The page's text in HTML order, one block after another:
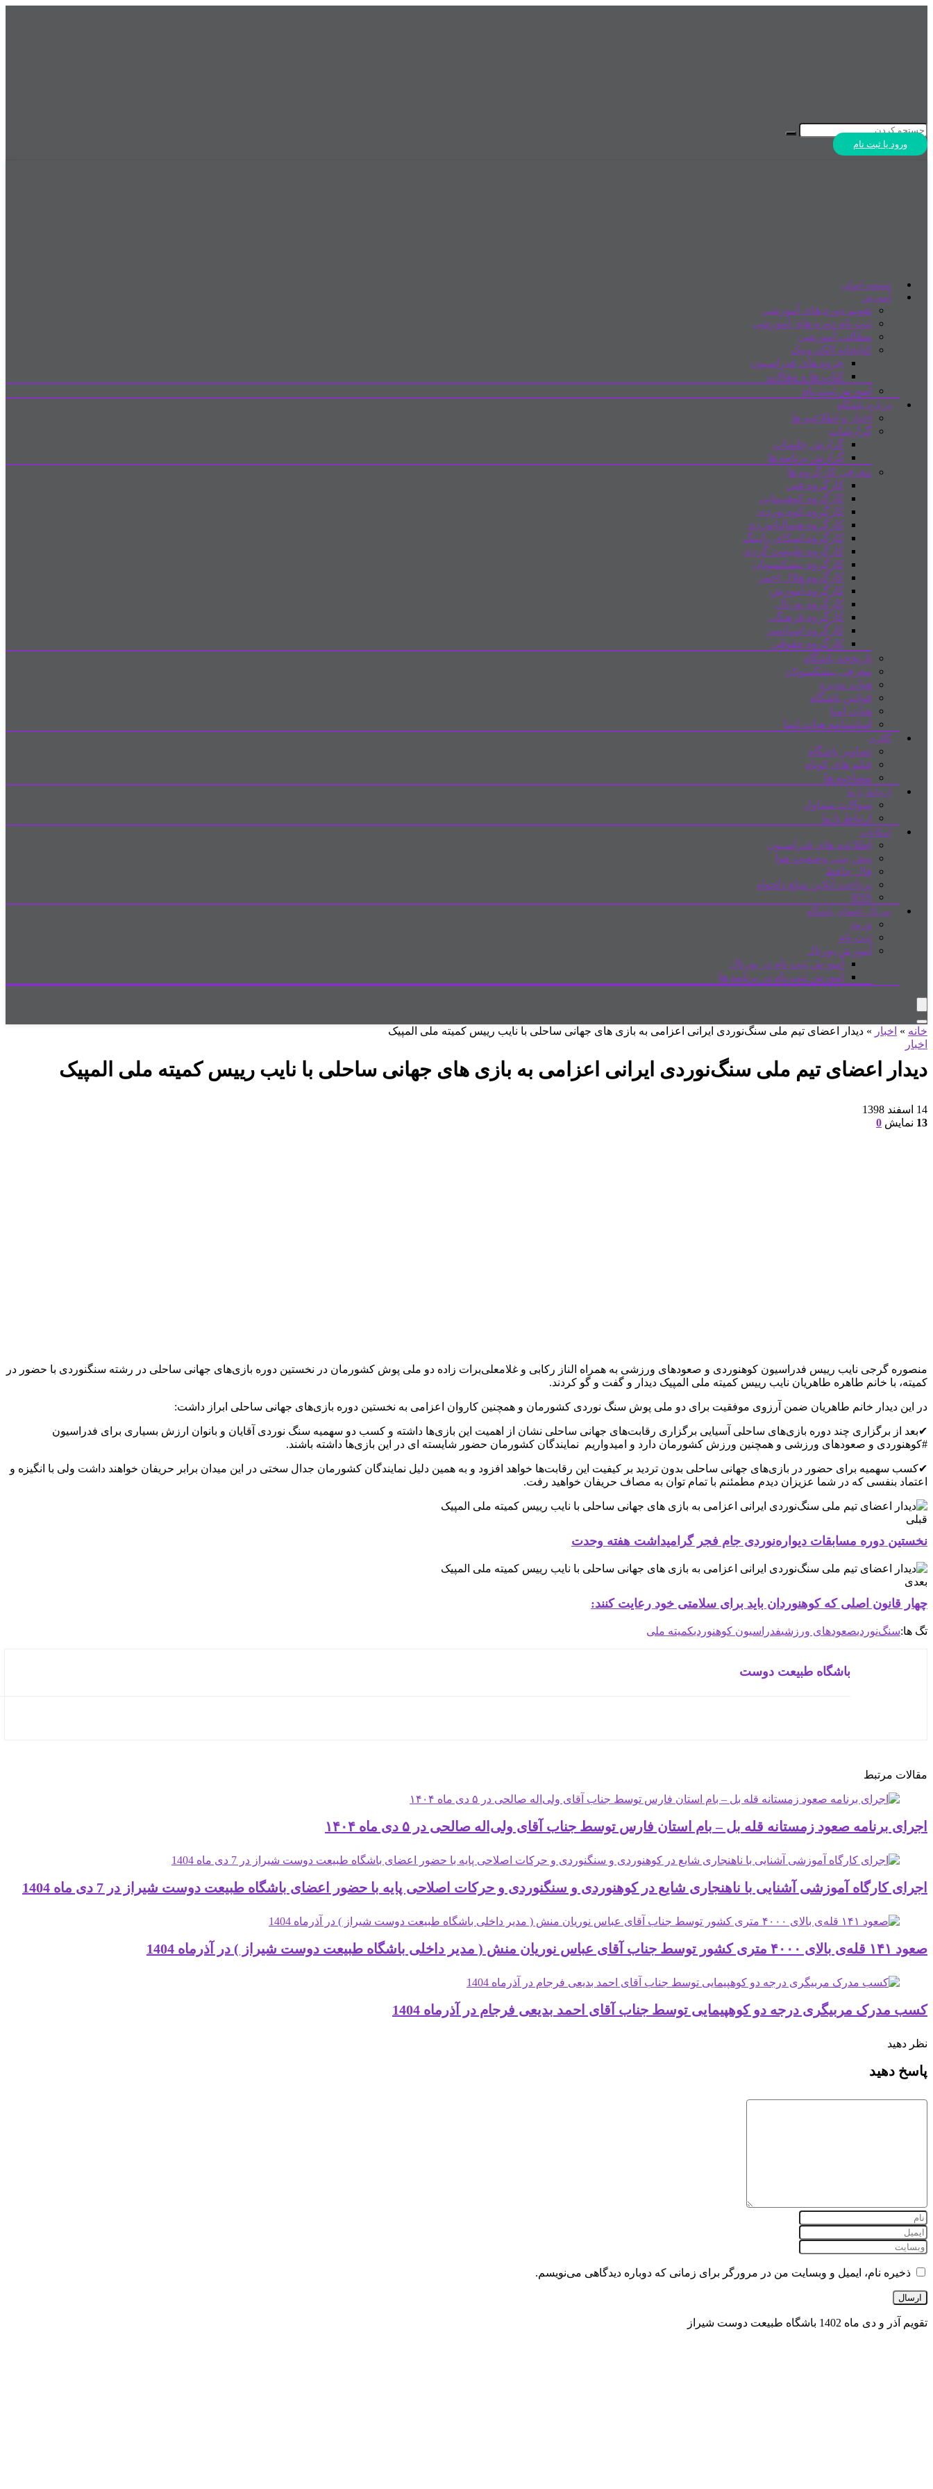
ورود یا ثبت نام
صفحه اصلی
آموزش
تقویم دوره های آموزشی
ثبت نام دوره های آموزشی
مطالب آموزشی
کتابخانه الکترونیک
جزوه های فدراسیون
کتاب ها و مقالات
آموزش ثبت نام
درباره باشگاه
اخبار و اطلاعیه ها
گزارشات
گزارش جلسات
گزارش برنامه ها
معرفی کارگروه ها
کارگروه فنی
کارگروه کوهپیمایی
کارگروه کوه نوردی
کارگروه هیمالیانوردی
کارگروه اسکای رانینگ
کارگروه طبیعت گردی
کارگروه پیشکسوتان
کارگروه هلال احمر
کارگروه آموزش
کارگروه پورتال
کارگروه فرهنگی
کارگروه اسپانسر
کارگروه حقوقی
تاریخچه باشگاه
معرفی پیشکسوتان
هیات مدیره
قوانین باشگاه
هیات امنا
اساسنامه هیات امنا
گالری
تصاویر باشگاه
فیلم های کوتاه
مصاحبه ها
ارتباط با ما
سوالات متداول
ارتباط با ما
امکانات
اطلاعیه های فدراسیون
پیش بینی وضعیت هوا
فال حافظ
پرداخت آنلاین مبلغ دلخواه
RSS
پورتال اعضای باشگاه
ورود
ثبت نام
آموزش پورتال
آموزش ثبت نام در پورتال
آموزش ثبت نام در برنامه ها
خانه » اخبار » دیدار اعضای تیم ملی سنگ‌نوردی ایرانی اعزامی به بازی های جهانی ساحلی با نایب رییس کمیته ملی المپیک
اخبار
دیدار اعضای تیم ملی سنگ‌نوردی ایرانی اعزامی به بازی های جهانی ساحلی با نایب رییس کمیته ملی المپیک
14 اسفند 1398
13 نمایش 0
منصوره گرجی نایب رییس فدراسیون کوهنوردی و صعودهای ورزشی به همراه الناز ركابی و غلامعلی‌برات زاده دو ملی پوش کشورمان در نخستین دوره بازی‌های جهانی ساحلی در رشته سنگنوردی با حضور در
کمیته، با خانم طاهره طاهریان نایب رییس کمیته ملی المپیک دیدار و گفت و گو کردند.
در این دیدار خانم طاهریان ضمن آرزوی موفقیت برای دو ملی پوش سنگ نوردی کشورمان و همچنین کاروان اعزامی به نخستین دوره بازی‌های جهانی ساحلی ابراز داشت:
✔بعد از برگزاری چند دوره بازی‌های ساحلی آسیایی برگزاری رقابت‌های جهانی ساحلی نشان از اهمیت این بازی‌ها داشته و کسب دو سهمیه سنگ نوردی آقایان و بانوان ارزش بسیاری برای فدراسیون
#کوهنوردی و صعودهای ورزشی و همچنین ورزش کشورمان دارد و امیدواریم نمایندگان کشورمان حضور شایسته ای در این بازی‌ها داشته باشند.
✔کسب سهمیه برای حضور در بازی‌های جهانی ساحلی بدون تردید بر کیفیت این رقابت‌ها خواهد افزود و به همین دلیل نمایندگان کشورمان جدال سختی در این میدان برابر حریفان خواهند داشت ولی با انگیزه و
اعتماد بنفسی که در شما عزیزان دیدم مطمئنم با تمام توان به مصاف حریفان خواهید رفت.
قبلی
نخستین دوره مسابقات دیواره‌نوردی جام فجر گرامیداشت هفته وحدت
بعدی
چهار قانون اصلی که کوهنوردان باید برای سلامتی خود رعایت کنند:
تگ ها:سنگ‌نوردیصعودهای ورزشیفدراسیون کوهنوردیکمیته ملی
باشگاه طبیعت دوست
مقالات مرتبط
اجرای برنامه صعود زمستانه قله بل – بام استان فارس توسط جناب آقای ولی‌اله صالحی در ۵ دی ماه ۱۴۰۴
اجرای کارگاه آموزشی آشنایی با ناهنجاری شایع در کوهنوردی و سنگنوردی و حرکات اصلاحی پایه با حضور اعضای باشگاه طبیعت دوست شیراز در 7 دی ماه 1404
صعود ۱۴۱ قله‌ی بالای ۴۰۰۰ متری کشور توسط جناب آقای عباس نوریان منش ( مدیر داخلی باشگاه طبیعت دوست شیراز ) در آذرماه 1404
کسب مدرک مربیگری درجه دو کوهپیمایی توسط جناب آقای احمد بدیعی فرجام در آذرماه 1404
نظر دهید
پاسخ دهید
ذخیره نام، ایمیل و وبسایت من در مرورگر برای زمانی که دوباره دیدگاهی می‌نویسم.
تقویم آذر و دی ماه 1402 باشگاه طبیعت دوست شیراز